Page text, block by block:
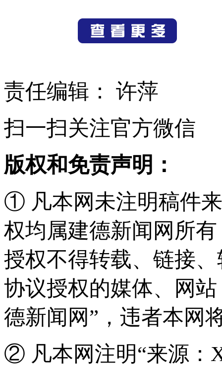
责任编辑： 许萍
扫一扫关注官方微信
版权和免责声明：
① 凡本网未注明稿件
权均属建德新闻网所
授权不得转载、链接
协议授权的媒体、网
德新闻网”，违者本网
② 凡本网注明“来源：